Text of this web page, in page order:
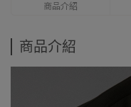
商品介紹
商品介紹